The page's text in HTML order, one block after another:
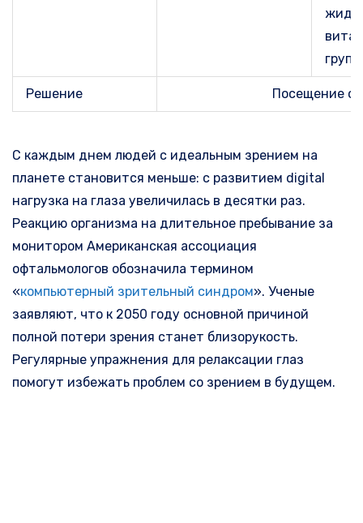
Решение Посещение
С каждым днем людей с идеальным зрением на
планете становится меньше: с развитием digital
нагрузка на глаза увеличилась в десятки раз.
Реакцию организма на длительное пребывание за
монитором Американская ассоциация
офтальмологов обозначила термином
«компьютерный зрительный синдром». Ученые
заявляют, что к 2050 году основной причиной
полной потери зрения станет близорукость.
Регулярные упражнения для релаксации глаз
помогут избежать проблем со зрением в будущем.